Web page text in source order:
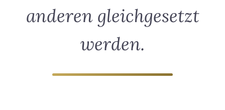
anderen gleichgesetzt
werden.